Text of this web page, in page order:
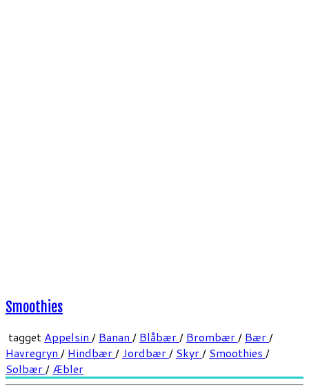
Smoothies
tagget Appelsin / Banan / Blåbær/ Brombær/ Bær/
Havregryn / Hindbær/ Jordbær/ Skyr/ Smoothies /
Solbær/ Æbler